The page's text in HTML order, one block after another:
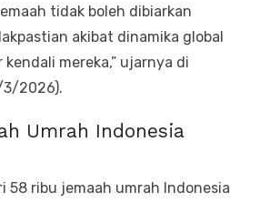
tidak boleh dibiarkan
akibat dinamika global
mereka,” ujarnya di
3/2026).
Umrah Indonesia
58 ribu jemaah umrah Indonesia